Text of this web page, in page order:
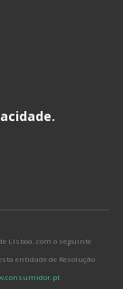
.
Lisboa. com o seguinte
entidade de Resolução